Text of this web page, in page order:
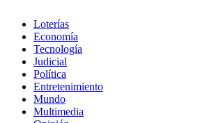
Loterías
Economía
Tecnología
Judicial
Política
Entretenimiento
Mundo
Multimedia